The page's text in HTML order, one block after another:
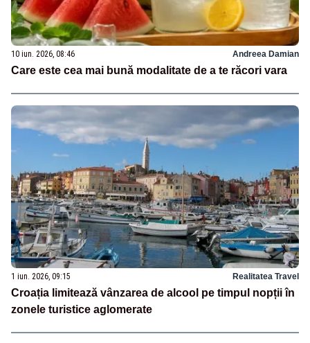
10 iun. 2026, 08:46 Andreea Damian
Care este cea mai bună modalitate de a te răcori vara
1 iun. 2026, 09:15 Realitatea Travel
Croația limitează vânzarea de alcool pe timpul nopții în
zonele turistice aglomerate